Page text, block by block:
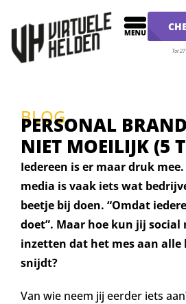
Tot
BLOG
PERSONAL
NIET MOEILIJK (5
Iedereen is er maar druk mee.
media is vaak iets wat
beetje bij doen. “Omdat
doet”. Maar hoe kun jij social
inzetten dat het mes aan alle
snijdt?
Van wie neem jij eerder iets